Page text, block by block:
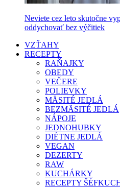
Neviete cez leto skutočne
oddychovať bez výčitiek
VZŤAHY
RECEPTY
RAŇAJKY
OBEDY
VEČERE
POLIEVKY
MÄSITÉ JEDLÁ
BEZMÄSITÉ JEDLÁ
NÁPOJE
JEDNOHUBKY
DIÉTNE JEDLÁ
VEGAN
DEZERTY
RAW
KUCHÁRKY
RECEPTY